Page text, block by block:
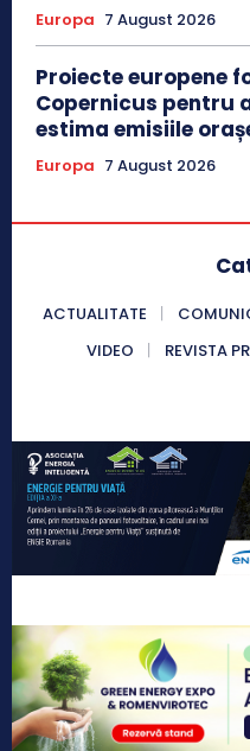
Europa 7 August 2026
Proiecte europene
Copernicus pentru
estima emisiile
Europa 7 August 2026
ACTUALITATE
VIDEO
REVISTA